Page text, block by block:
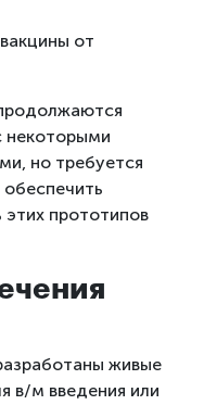
от
некоторыми
но требуется
прототипов
живые
в/м введения или